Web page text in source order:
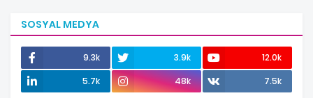
SOSYAL MEDYA
9.3k 3.9k
12.0k
5.7k
48k 7.5k